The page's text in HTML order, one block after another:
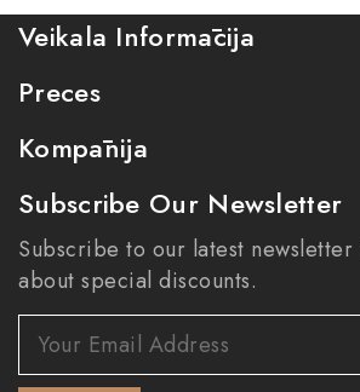
Veikala Informācija
Preces
Kompānija
Subscribe Our Newsletter
Subscribe to our latest newsletter
about special discounts.